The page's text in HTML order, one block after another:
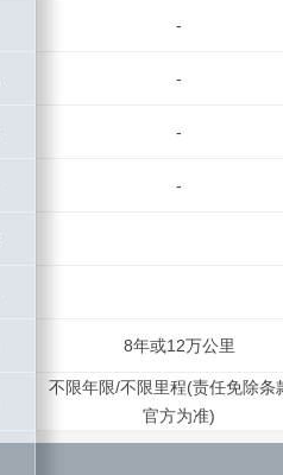
-
-
-
-
8年或12万公里
不限年限/不限里程(责任免除条
官方为准)